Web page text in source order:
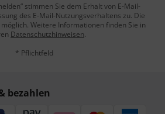
stimmen Sie dem Erhalt von E-Mail-
des E-Mail-Nutzungsverhaltens zu. Die
Weitere Informationen finden Sie in
Datenschutzhinweisen.
* Pflichtfeld
bezahlen